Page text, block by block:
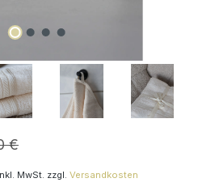
€
MwSt. zzgl. Versandkosten